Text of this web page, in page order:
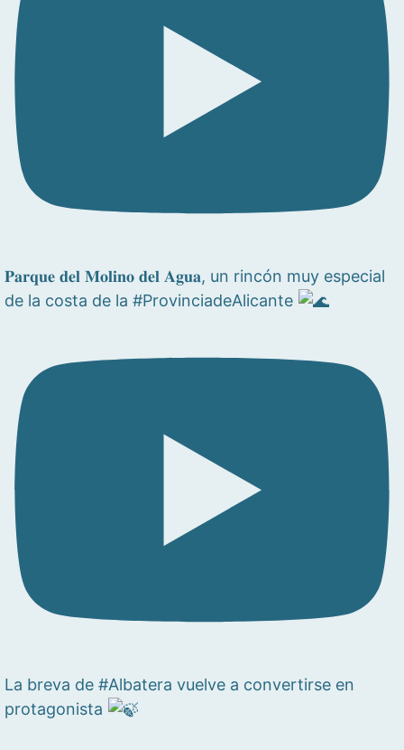
𝐏𝐚𝐫𝐪𝐮𝐞 𝐝𝐞𝐥 𝐌𝐨𝐥𝐢𝐧𝐨 𝐝𝐞𝐥 𝐀𝐠𝐮𝐚, un rincón muy especial
de la costa de la #ProvinciadeAlicante
La breva de #Albatera vuelve a convertirse en
protagonista